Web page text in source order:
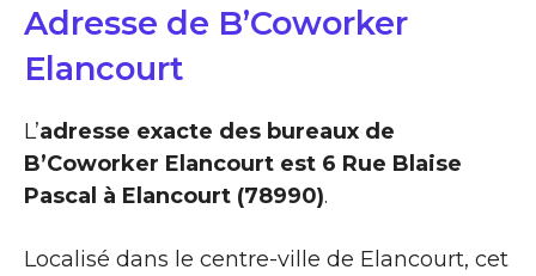
Adresse de B’Coworker
Elancourt
L’adresse exacte des bureaux de
B’Coworker Elancourt est 6 Rue Blaise
Pascal à Elancourt (78990).
Localisé dans le centre-ville de Elancourt, cet